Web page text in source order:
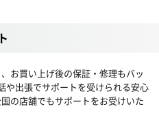
お買い上げ後の保証・修理もバッ
や出張でサポートを受けられる安心
の店舗でもサポートをお受けいた